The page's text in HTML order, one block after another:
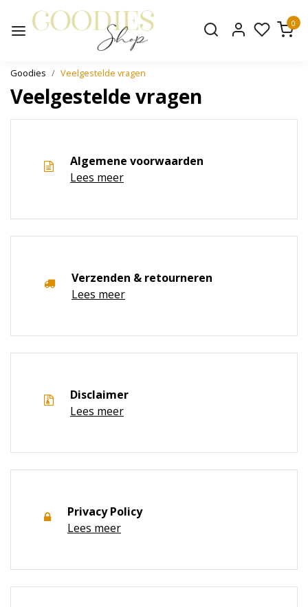
0
Goodies Veelgestelde vragen
Veelgestelde vragen
Algemene voorwaarden
Lees meer
Verzenden & retourneren
Lees meer
Disclaimer
Lees meer
Privacy Policy
Lees meer